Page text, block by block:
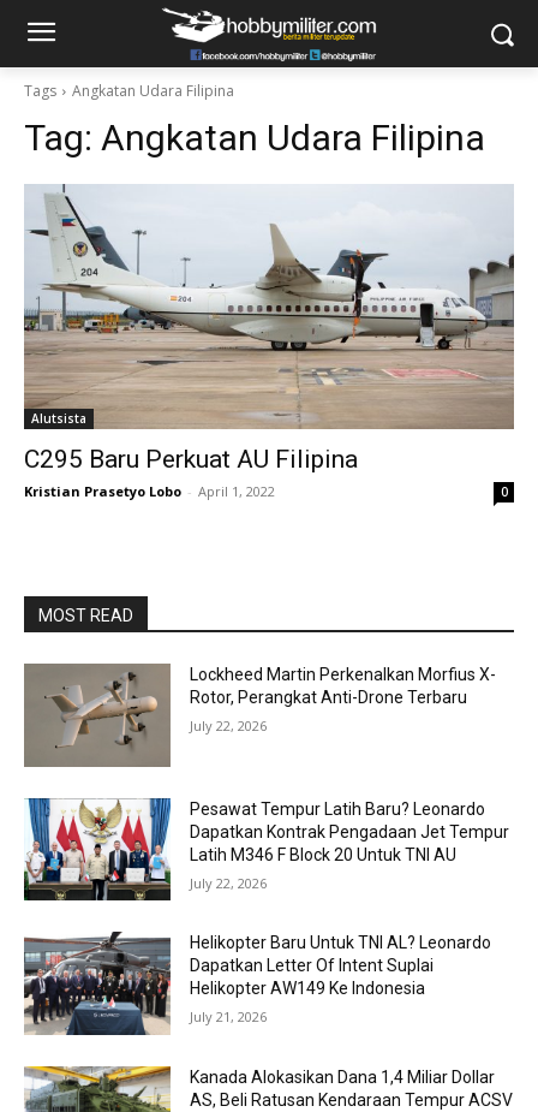
Tags Angkatan Udara Filipina
Tag: Angkatan Udara Filipina
Alutsista
C295 Baru Perkuat AU Filipina
Kristian Prasetyo Lobo - April 1, 2022 0
MOST READ
Lockheed Martin Perkenalkan Morfius X-
Rotor, Perangkat Anti-Drone Terbaru
July 22, 2026
Pesawat Tempur Latih Baru? Leonardo
Dapatkan Kontrak Pengadaan Jet Tempur
Latih M346 F Block 20 Untuk TNI AU
July 22, 2026
Helikopter Baru Untuk TNI AL? Leonardo
Dapatkan Letter Of Intent Suplai
Helikopter AW149 Ke Indonesia
July 21, 2026
Kanada Alokasikan Dana 1,4 Miliar Dollar
AS, Beli Ratusan Kendaraan Tempur ACSV